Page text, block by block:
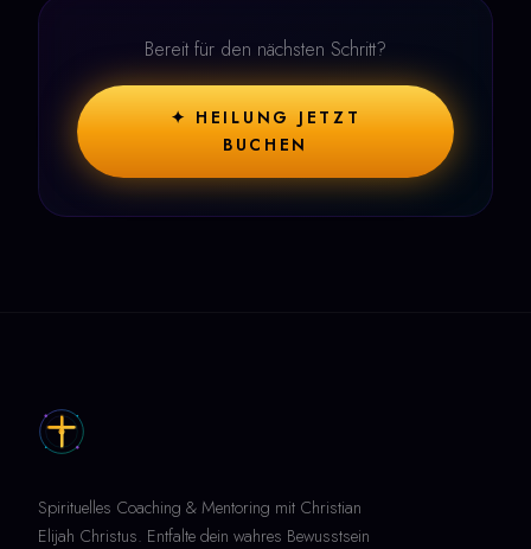
Bereit für den nächsten Schritt?
✦ HEILUNG JETZT
BUCHEN
Spirituelles Coaching & Mentoring mit Christian
Elijah Christus. Entfalte dein wahres Bewusstsein